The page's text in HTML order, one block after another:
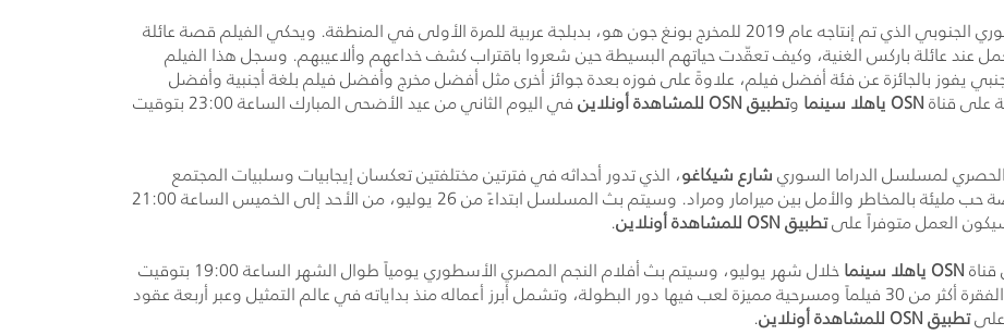
، فيلم الكوميديا السوداء الكوري الجنوبي الذي تم إنتاجه عام 2019 للمخرج بونغ جون هو، بدبلجة عربية للمرة الأولى في المنطقة. ويحكي الفيلم قصة عائلة
عند عائلة باركس الغنية، وكيف تعقّدت حياتهم البسيطة حين شعروا باقتراب كشف خداعهم وألاعيبهم. وسجل هذا الفيلم
يفوز بالجائزة عن فئة أفضل فيلم، علاوةً على فوزه بعدة جوائز أخرى مثل أفضل مخرج وأفضل فيلم بلغة أجنبية وأفضل
على قناةOSNياهلا سينماوتطبيقOSNللمشاهدة أونلاين في اليوم الثاني من عيد الأضحى المبارك الساعة 23:00 بتوقيت
لمسلسل الدراما السوريشارع شيكاغو، الذي تدور أحداثه في فترتين مختلفتين تعكسان إيجابيات وسلبيات المجتمع
السوري. ويأسر المسلسل مشاهديه من خلال قصة حب مليئة بالمخاطر والأمل بين ميرامار ومراد. وسيتم بث المسلسل ابتداءً من 26 يوليو، من الأحد إلى الخميس الساعة 21:00
تطبيقOSNللمشاهدة أونلاين.
OSNياهلا سينما خلال شهر يوليو، وسيتم بث أفلام النجم المصري الأسطوري يومياً طوال الشهر الساعة 19:00 بتوقيت
السعودية\ 20:00 بتوقيت الإمارات، حيث ستضم الفقرة أكثر من 30 فيلماً ومسرحية مميزة لعب فيها دور البطولة، وتشمل أبرز أعماله منذ بداياته في عالم التمثيل وعبر أربعة عقود
علىتطبيقOSNللمشاهدة أونلاين.